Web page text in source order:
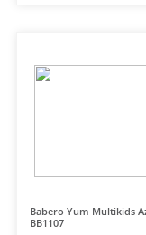
Babero Yum Multikids Azul
BB1107